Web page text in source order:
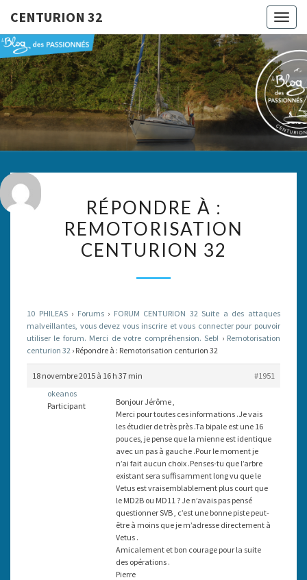
CENTURION 32
32
Le Blog
Des
Passionnés
À :
REMOTORISATION
CENTURION
RÉPONDRE À :
REMOTORISATION
CENTURION 32
10 PHILEAS › Forums › FORUM CENTURION 32 Suite a des attaques
malveillantes, vous devez vous inscrire et vous connecter pour pouvoir
utiliser le forum. Merci de votre compréhension. Seb! › Remotorisation
centurion 32 › Répondre à : Remotorisation centurion 32
18 novembre 2015 à 16 h 37 min
#1951
okeanos
Participant
Bonjour Jérôme ,
Merci pour toutes ces informations .Je vais
les étudier de très près .Ta bipale est une 16
pouces, je pense que la mienne est identique
avec un pas à gauche .Pour le moment je
n’ai fait aucun choix .Penses-tu que l’arbre
existant sera suffisamment long vu que le
Vetus est vraisemblablement plus court que
le MD2B ou MD11 ? Je n’avais pas pensé
questionner SVB , c’est une bonne piste peut-
être à moins que je m’adresse directement à
Vetus .
Amicalement et bon courage pour la suite
des opérations .
Pierre